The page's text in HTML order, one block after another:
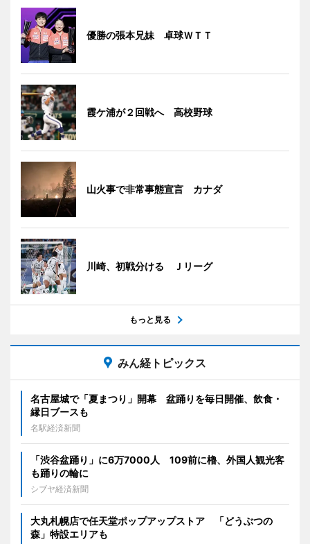
優勝の張本兄妹 卓球ＷＴＴ
霞ケ浦が２回戦へ 高校野球
山火事で非常事態宣言 カナダ
川崎、初戦分ける Ｊリーグ
もっと見る
みん経トピックス
名古屋城で「夏まつり」開幕 盆踊りを毎日開催、飲食・
縁日ブースも
名駅経済新聞
「渋谷盆踊り」に6万7000人 109前に櫓、外国人観光客
も踊りの輪に
シブヤ経済新聞
大丸札幌店で任天堂ポップアップストア 「どうぶつの
森」特設エリアも